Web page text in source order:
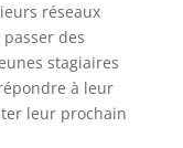
réseaux
des
stagiaires
à leur
leur prochain